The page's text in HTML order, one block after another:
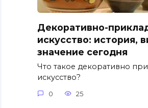
Декоративно-
искусство: история,
значение сегодня
Что такое декоративно
искусство?
0 25